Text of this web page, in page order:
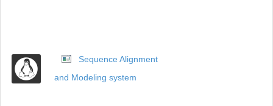
Sequence Alignment
and Modeling system